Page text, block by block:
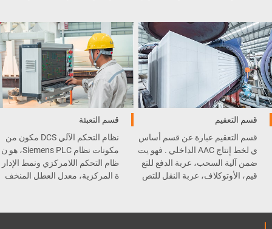
ل، و غيرها .
قسم التعقيم
قسم التعقيم عبارة عن قسم أساس
ي لخط إنتاج AAC الداخلي . فهو يت
ضمن آلية السحب، عربة الدفع للتع
قيم، الأوتوكلاف، عربة النقل للتص
قسم التعبئة
نظام التحكم الآلي DCS مكون من
مكونات نظام Siemens PLC، هو ن
ظام التحكم اللامركزي ونمط الإدار
ة المركزية، معدل العطل المنخف